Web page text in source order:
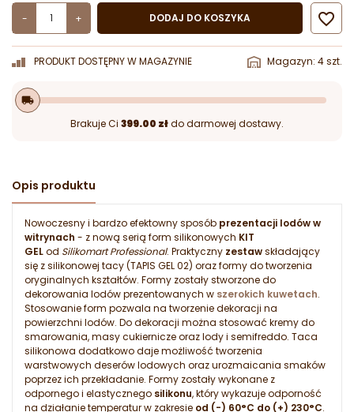
- + DODAJ DO KOSZYKA 
PRODUKT DOSTĘPNY W MAGAZYNIE Magazyn: 4 szt.
local_shipping
Brakuje Ci 399.00 złdo darmowej dostawy.
Opis produktu
Nowoczesny i bardzo efektowny sposób prezentacji lodów w
witrynach - z nową serią form silikonowych KIT
GELod Silikomart Professional. Praktyczny zestawskładający
się z silikonowej tacy (TAPIS GEL 02) oraz formy do tworzenia
oryginalnych kształtów. Formy zostały stworzone do
dekorowania lodów prezentowanych w szerokich kuwetach.
Stosowanie form pozwala na tworzenie dekoracji na
powierzchni lodów. Do dekoracji można stosować kremy do
smarowania, masy cukiernicze oraz lody i semifreddo. Taca
silikonowa dodatkowo daje możliwość tworzenia
warstwowych deserów lodowych oraz urozmaicania smaków
poprzez ich przekładanie. Formy zostały wykonane z
odpornego i elastycznego silikonu, który wykazuje odporność
na działanie temperatur w zakresie od (-) 60°C do (+) 230°C.